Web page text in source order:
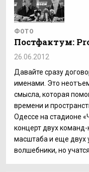
ФОТО
Постфактум:
26.06.2012
Давайте сразу
именами. Это
смысла, которая
времени и
Одессе на стадионе
концерт двух
масштаба и еще двух
волшебники, но учатся